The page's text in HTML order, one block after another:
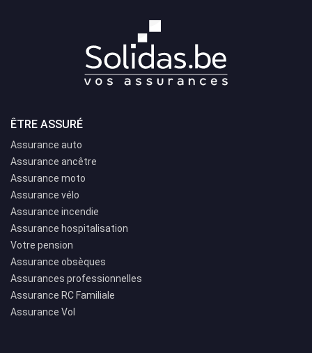
ÊTRE ASSURÉ
Assurance auto
Assurance ancêtre
Assurance moto
Assurance vélo
Assurance incendie
Assurance hospitalisation
Votre pension
Assurance obsèques
Assurances professionnelles
Assurance RC Familiale
Assurance Vol